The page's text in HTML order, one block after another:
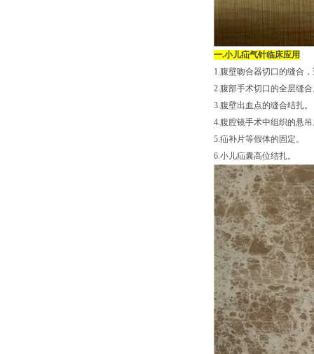
一.小儿疝气针临床应用
1.腹壁吻合器切口的缝合
2.腹部手术切口的全层缝
3.腹壁出血点的缝合结扎。
4.腹腔镜手术中组织的悬
5.疝补片等假体的固定。
6.小儿疝囊高位结扎。